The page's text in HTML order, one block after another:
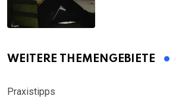
WEITERE THEMENGEBIETE
Praxistipps